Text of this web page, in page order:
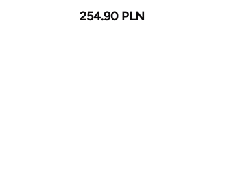
254.90 PLN